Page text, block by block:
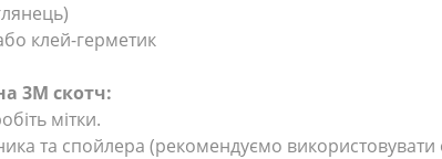
клей-герметик
3М скотч:
мітки.
та спойлера (рекомендуємо